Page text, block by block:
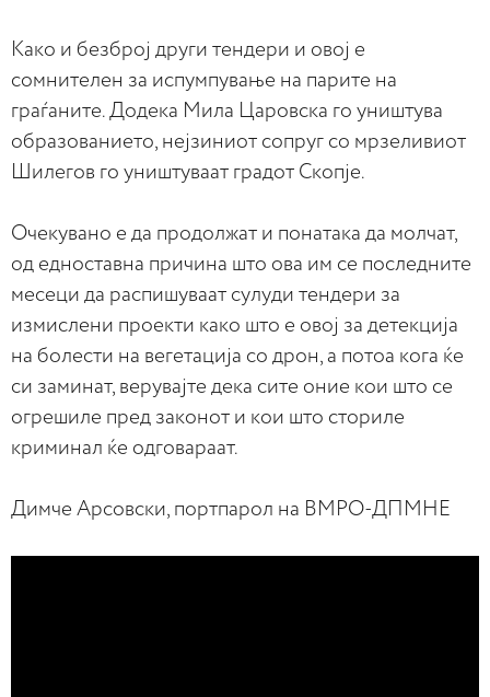
Како и безброј други тендери и овој е
сомнителен за испумпување на парите на
граѓаните. Додека Мила Царовска го уништува
образованието, нејзиниот сопруг со мрзеливиот
Шилегов го уништуваат градот Скопје.
Очекувано е да продолжат и понатака да молчат,
од едноставна причина што ова им се последните
месеци да распишуваат сулуди тендери за
измислени проекти како што е овој за детекција
на болести на вегетација со дрон, а потоа кога ќе
си заминат, верувајте дека сите оние кои што се
огрешиле пред законот и кои што сториле
криминал ќе одговараат.
Димче Арсовски, портпарол на ВМРО-ДПМНЕ